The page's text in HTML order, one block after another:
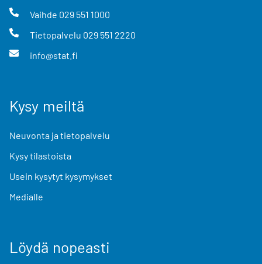
Vaihde 029 551 1000
Tietopalvelu 029 551 2220
info@stat.fi
Kysy meiltä
Neuvonta ja tietopalvelu
Kysy tilastoista
Usein kysytyt kysymykset
Medialle
Löydä nopeasti